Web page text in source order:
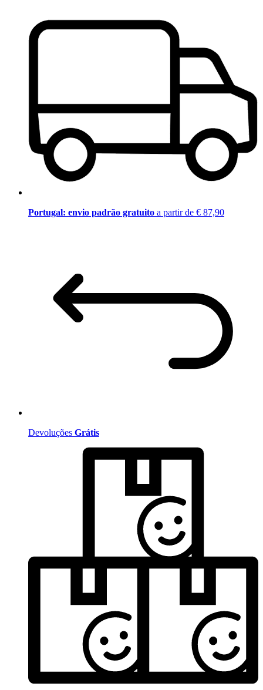
Portugal: envio padrão gratuito a partir de € 87,90
Devoluções Grátis